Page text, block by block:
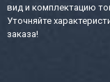
вид и комплектацию
Уточняйте
заказа!